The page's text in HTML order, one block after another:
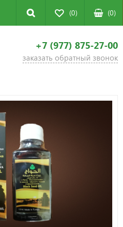
(0) (0)
+7 (977) 875-27-00
заказать обратный звонок